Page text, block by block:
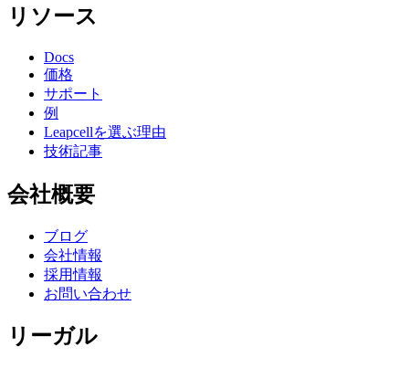
リソース
Docs
価格
サポート
例
Leapcellを選ぶ理由
技術記事
会社概要
ブログ
会社情報
採用情報
お問い合わせ
リーガル